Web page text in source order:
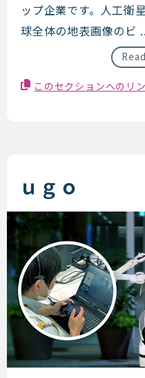
ップ企業です。人工衛
球全体の地表画像のビ
このセクションへのリ
ｕｇｏ